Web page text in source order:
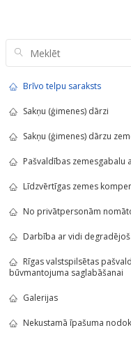
Brīvo telpu saraksts
Sakņu (ģimenes) dārzi
Sakņu (ģimenes) dārzu
Pašvaldības zemesgabalu
Līdzvērtīgas zemes
No privātpersonām
Darbība ar vidi
Rīgas valstspilsētas
būvmantojuma saglabāšanai
Galerijas
Nekustamā īpašuma